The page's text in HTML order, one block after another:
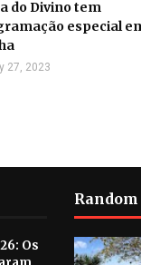
do Divino tem
especial
27, 2023
Os
Random